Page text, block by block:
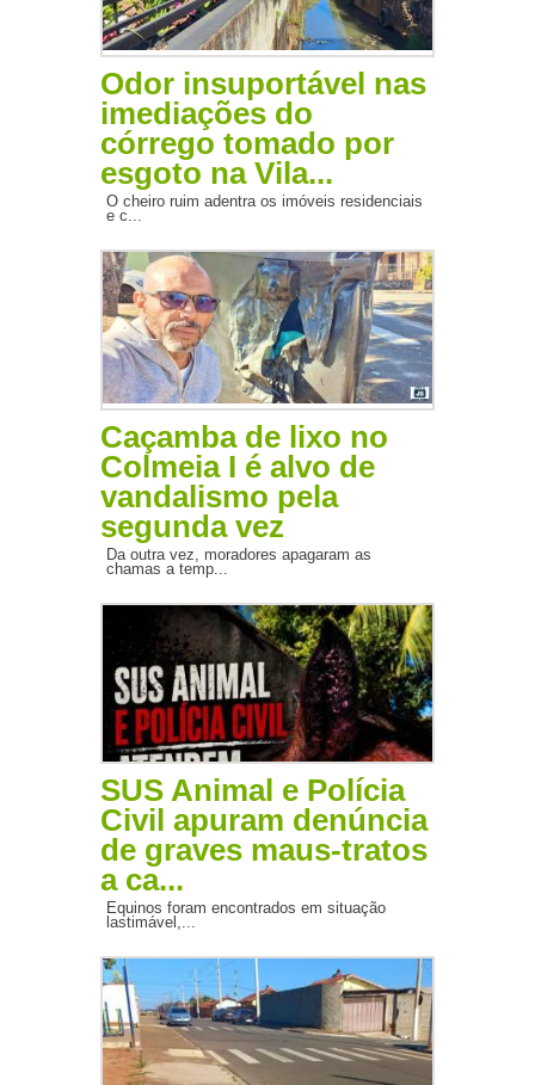
Odor insuportável nas
imediações do
córrego tomado por
esgoto na Vila...
O cheiro ruim adentra os imóveis residenciais
e c...
Caçamba de lixo no
Colmeia I é alvo de
vandalismo pela
segunda vez
Da outra vez, moradores apagaram as
chamas a temp...
SUS Animal e Polícia
Civil apuram denúncia
de graves maus-tratos
a ca...
Equinos foram encontrados em situação
lastimável,...